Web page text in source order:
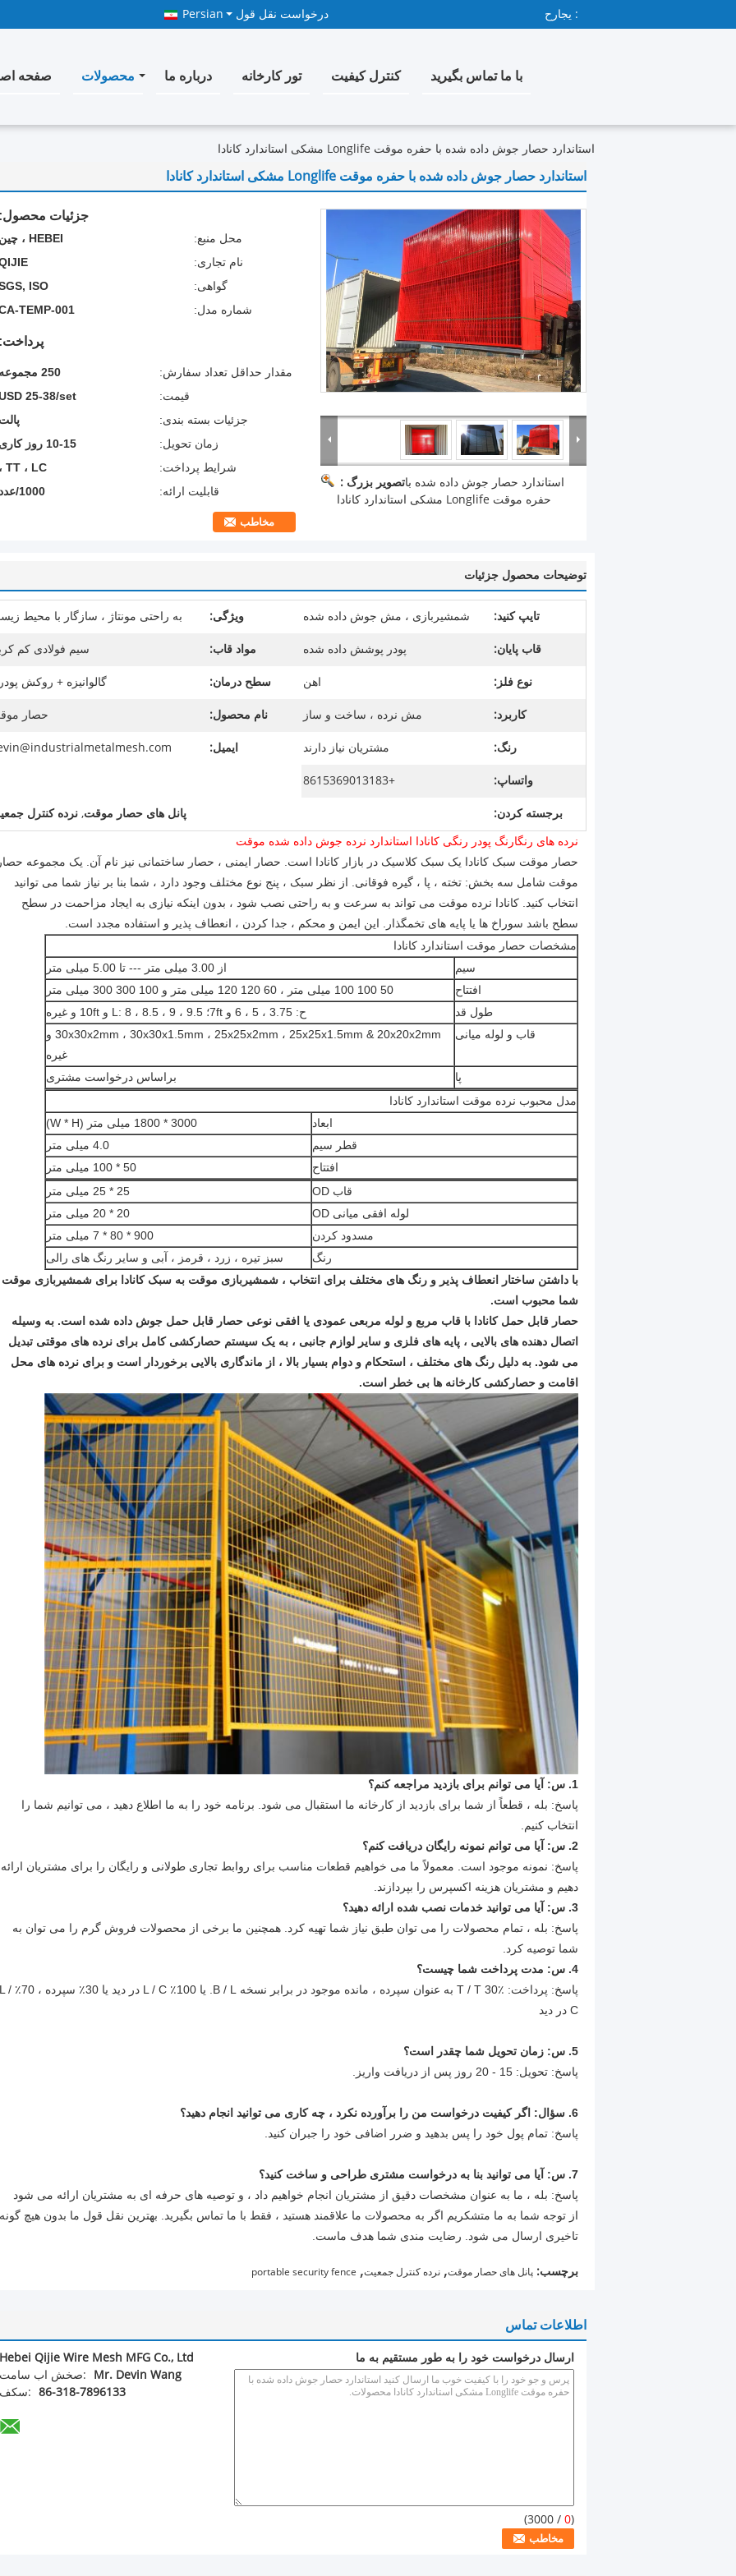
حراجی : درخواست نقل قول Persian
صفحه محصولات درباره ما تور کارخانه کنترل کیفیت با ما تماس بگیرید
استاندارد حصار جوش داده شده با حفره موقت Longlife مشکی استاندارد کانادا
استاندارد حصار جوش داده شده با حفره موقت Longlife مشکی استاندارد کانادا
تصویر بزرگ :استاندارد حصار جوش داده شده با
حفره موقت Longlife مشکی استاندارد کانادا
جزئیات
محل منبع:
HEBEI ، چین
نام تجاری:
گواهی:
ISO
شماره مدل:
TEMP-001
مقدار حداقل تعداد سفارش:
250 مجموعه
قیمت:
25-38/set
جزئیات بسته بندی:
زمان تحویل:
10-15 روز کاری
شرایط پرداخت:
TT ، LC ،
قابلیت ارائه:
1000/عدد
مخاطب
توضیحات محصول جزئیات
تایپ کنید: شمشیربازی ، مش جوش داده شده ویژگی: به راحتی مونتاژ ، سازگار با محیط
قاب پایان: پودر پوشش داده شده مواد قاب: سیم فولادی کم
نوع فلز: اهن سطح درمان: گالوانیزه + روکش
کاربرد: مش نرده ، ساخت و ساز نام محصول: حصار
رنگ: مشتریان نیاز دارند ایمیل:
واتساپ: +8615369013183
برجسته کردن: پانل های حصار موقت, نرده کنترل
نرده های رنگارنگ پودر رنگی کانادا استاندارد نرده جوش داده شده موقت
حصار موقت سبک کانادا یک سبک کلاسیک در بازار کانادا است. حصار ایمنی ، حصار ساختمانی نیز نام آن. یک مجموعه
موقت شامل سه بخش: تخته ، پا ، گیره فوقانی. از نظر سبک ، پنج نوع مختلف وجود دارد ، شما بنا بر نیاز شما می توانید
انتخاب کنید. کانادا نرده موقت می تواند به سرعت و به راحتی نصب شود ، بدون اینکه نیازی به ایجاد مزاحمت در سطح
سطح باشد سوراخ ها یا پایه های تخمگذار.
این ایمن و محکم ، جدا کردن ، انعطاف پذیر و استفاده مجدد است.
مشخصات حصار موقت استاندارد کانادا
سیم
از 3.00 میلی متر --- تا 5.00 میلی متر
افتتاح
50 100 100 میلی متر ، 60 120 120 میلی متر و 100 300 300 میلی متر
طول قد
ح: 3.75 ، 5 ، 6 و 7ft؛
L: 8 ، 8.5 ، 9 ، 9.5 و 10ft و غیره
قاب و لوله میانی
30x30x2mm ، 30x30x1.5mm ، 25x25x2mm ، 25x25x1.5mm & 20x20x2mm و
غیره
پا
براساس درخواست مشتری
مدل محبوب نرده موقت استاندارد کانادا
ابعاد
3000 * 1800 میلی متر (W * H)
قطر سیم
4.0 میلی متر
افتتاح
50 * 100 میلی متر
قاب OD
25 * 25 میلی متر
لوله افقی میانی OD
20 * 20 میلی متر
مسدود کردن
900 * 80 * 7 میلی متر
رنگ
سبز تیره ، زرد ، قرمز ، آبی و سایر رنگ های رالی
با داشتن ساختار انعطاف پذیر و رنگ های مختلف برای انتخاب ، شمشیربازی موقت به سبک کانادا برای شمشیربازی موقت
شما محبوب است.
حصار قابل حمل کانادا با قاب مربع و لوله مربعی عمودی یا افقی نوعی حصار قابل حمل جوش داده شده است. به وسیله
اتصال دهنده های بالایی ، پایه های فلزی و سایر لوازم جانبی ، به یک سیستم حصارکشی کامل برای نرده های موقتی تبدیل
می شود. به دلیل رنگ های مختلف ، استحکام و دوام بسیار بالا ، از ماندگاری بالایی برخوردار است و برای نرده های محل
اقامت و حصارکشی کارخانه ها بی خطر است.
1. س: آیا می توانم برای بازدید مراجعه کنم؟
پاسخ: بله ، قطعاً از شما برای بازدید از کارخانه ما استقبال می شود.
برنامه خود را به ما اطلاع دهید ، می توانیم شما را
انتخاب کنیم.
2. س: آیا می توانم نمونه رایگان دریافت کنم؟
پاسخ: نمونه موجود است.
معمولاً ما می خواهیم قطعات مناسب برای روابط تجاری طولانی و رایگان را برای مشتریان ارائه
دهیم و مشتریان هزینه اکسپرس را بپردازند.
3. س: آیا می توانید خدمات نصب شده ارائه دهید؟
پاسخ: بله ، تمام محصولات را می توان طبق نیاز شما تهیه کرد.
همچنین ما برخی از محصولات فروش گرم را می توان به
شما توصیه کرد.
4. س: مدت پرداخت شما چیست؟
پاسخ: پرداخت: T / T 30٪ به عنوان سپرده ، مانده موجود در برابر نسخه B / L.
یا 100٪ L / C در دید یا 30٪ سپرده ، 70٪ L /
C در دید
5. س: زمان تحویل شما چقدر است؟
پاسخ: تحویل: 15 - 20 روز پس از دریافت واریز.
6. سؤال: اگر كیفیت درخواست من را برآورده نكرد ، چه كاری می توانید انجام دهید؟
پاسخ: تمام پول خود را پس بدهید و ضرر اضافی خود را جبران کنید.
7. س: آیا می توانید بنا به درخواست مشتری طراحی و ساخت کنید؟
پاسخ: بله ، ما به عنوان مشخصات دقیق از مشتریان انجام خواهیم داد ، و توصیه های حرفه ای به مشتریان ارائه می شود
از توجه شما به ما متشکریم اگر به محصولات ما علاقمند هستید ، فقط با ما تماس بگیرید.
بهترین نقل قول ما بدون هیچ گونه
تاخیری ارسال می شود.
رضایت مندی شما هدف ماست.
برچسب: پانل های حصار موقت, نرده کنترل جمعیت,
portable security fence
اطلاعات تماس
Hebei Qijie Wire Mesh MFG Co., Ltd
تماس با شخص:
Mr. Devin Wang
فکس: 86-318-7896133
ارسال درخواست خود را به طور مستقیم به ما
(
0
/ 3000)